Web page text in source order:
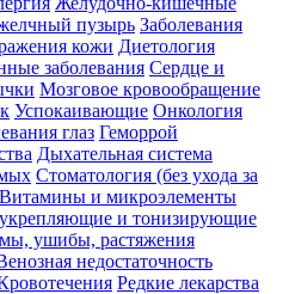
пузырь Заболевания
кожи Диетология
заболевания Сердце и
Мозговое кровообращение
Успокаивающие Онкология
глаз Геморрой
Дыхательная система
Стоматология (без ухода за
Витамины и микроэлементы
и тонизирующие
ушибы, растяжения
недостаточность
Редкие лекарства